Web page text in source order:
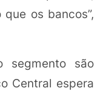
os bancos”,
segmento são
Central espera